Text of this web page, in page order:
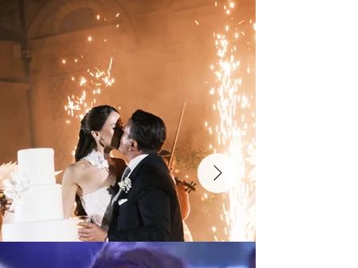
Video Gallery